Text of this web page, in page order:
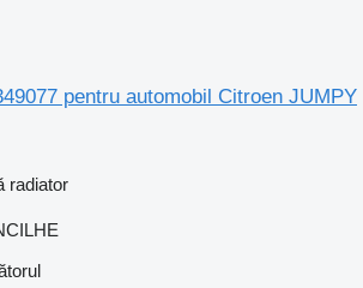
pentru automobil Citroen JUMPY
radiator